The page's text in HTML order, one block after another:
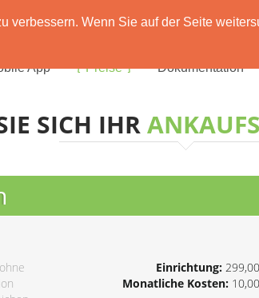
verbessern. Wenn Sie auf der Seite
App Preise Dokumentation
SICH IHR
Einrichtung:
Monatliche Kosten: